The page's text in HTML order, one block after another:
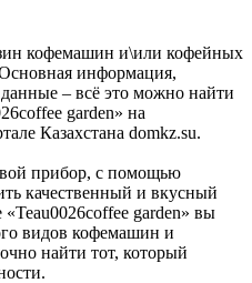
кофемашин и\или кофейных
информация,
– всё это можно найти
garden» на
Казахстана domkz.su.
прибор, с помощью
качественный и вкусный
garden» вы
видов кофемашин и
найти тот, который